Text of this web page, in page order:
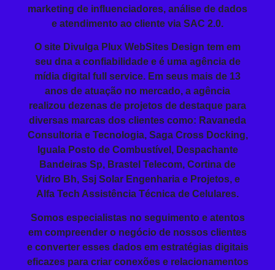
marketing de influenciadores, análise de dados
e atendimento ao cliente via SAC 2.0.
O site Divulga Plux WebSites Design tem em
seu dna a confiabilidade e é uma agência de
mídia digital full service. Em seus mais de 13
anos de atuação no mercado, a agência
realizou dezenas de projetos de destaque para
diversas marcas dos clientes como: Ravaneda
Consultoria e Tecnologia, Saga Cross Docking,
Iguala Posto de Combustível, Despachante
Bandeiras Sp, Brastel Telecom, Cortina de
Vidro Bh, Ssj Solar Engenharia e Projetos, e
Alfa Tech Assistência Técnica de Celulares.
Somos especialistas no seguimento e atentos
em compreender o negócio de nossos clientes
e converter esses dados em estratégias digitais
eficazes para criar conexões e relacionamentos